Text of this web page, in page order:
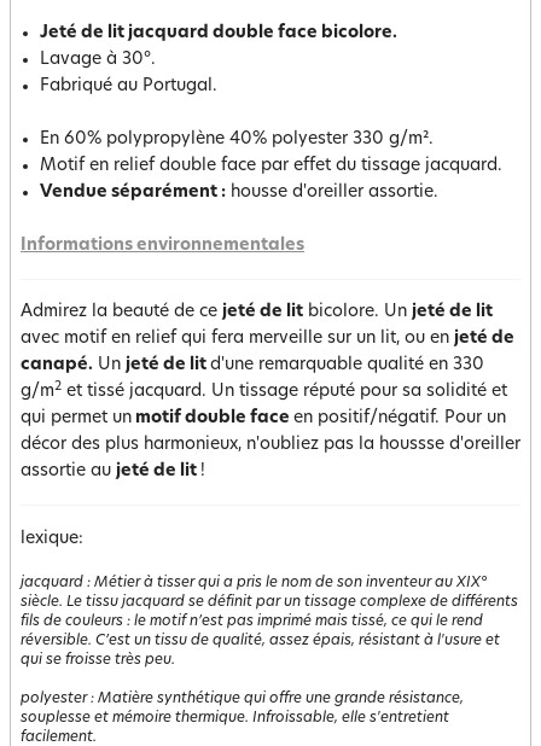
Jeté de lit jacquard double face bicolore.
Lavage à 30°.
Fabriqué au Portugal.
En 60% polypropylène 40% polyester 330 g/m².
Motif en relief double face par effet du tissage jacquard.
Vendue séparément : housse d'oreiller assortie.
Informations environnementales
Admirez la beauté de ce jeté de lit bicolore. Un jeté de lit
avec motif en relief qui fera merveille sur un lit, ou en jeté de
canapé. Un jeté de lit d'une remarquable qualité en 330
g/m2 et tissé jacquard. Un tissage réputé pour sa solidité et
qui permet un motif double face en positif/négatif. Pour un
décor des plus harmonieux, n'oubliez pas la houssse d'oreiller
assortie au jeté de lit !
lexique:
jacquard : Métier à tisser qui a pris le nom de son inventeur au XIX°
siècle. Le tissu jacquard se définit par un tissage complexe de différents
fils de couleurs : le motif n’est pas imprimé mais tissé, ce qui le rend
réversible. C’est un tissu de qualité, assez épais, résistant à l'usure et
qui se froisse très peu.
polyester: Matière synthétique qui offre une grande résistance,
souplesse et mémoire thermique. Infroissable, elle s'entretient
facilement.